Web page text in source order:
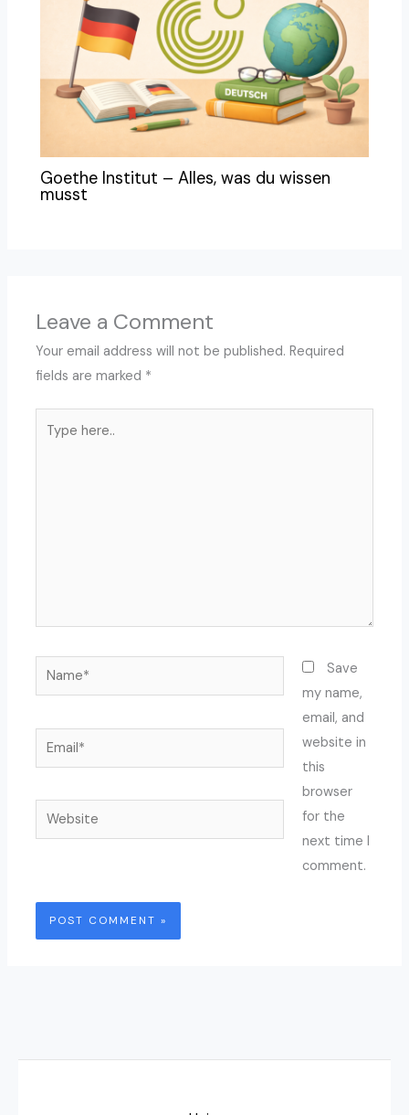
Goethe Institut – Alles, was du wissen
musst
Leave a Comment
Your email address will not be published. Required
fields are marked *
Name*
Email*
Website
Save
my name,
email, and
website in
this
browser
for the
next time I
comment.